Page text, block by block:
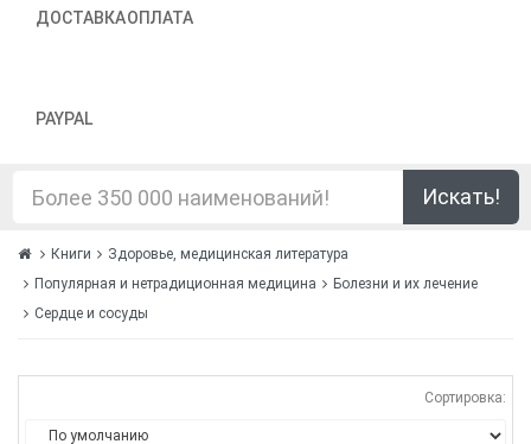
ДОСТАВКАОПЛАТА
PAYPAL
Искать!
Книги
Здоровье, медицинская литература
Популярная и нетрадиционная медицина
Болезни и их лечение
Сердце и сосуды
Сортировка: